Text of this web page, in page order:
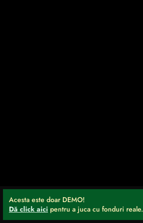
Acesta este doar DEMO!
Dă click aici pentru a juca cu fonduri reale.